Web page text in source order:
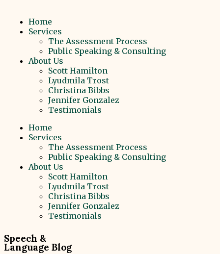
Home
Services
The Assessment Process
Public Speaking & Consulting
About Us
Scott Hamilton
Lyudmila Trost
Christina Bibbs
Jennifer Gonzalez
Testimonials
Home
Services
The Assessment Process
Public Speaking & Consulting
About Us
Scott Hamilton
Lyudmila Trost
Christina Bibbs
Jennifer Gonzalez
Testimonials
Speech &
Language Blog